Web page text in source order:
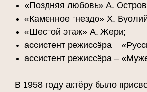
«Поздняя любовь» А.
«Каменное гнездо» Х.
«Шестой этаж» А. Жери;
ассистент режиссёра –
ассистент режиссёра –
В 1958 году актёру было